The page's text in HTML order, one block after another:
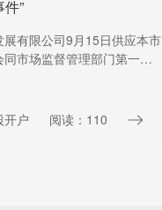
”
有限公司9月15日供应本市
市场监督管理部门第一时
开户 阅读：110